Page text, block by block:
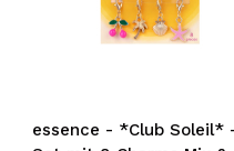
essence - *Tropical* -